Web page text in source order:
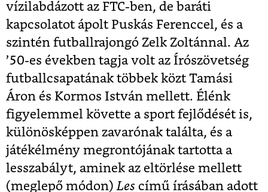
vízilabdázott az FTC-ben, de baráti
kapcsolatot ápolt Puskás Ferenccel, és a
szintén futballrajongó Zelk Zoltánnal. Az
’50-es években tagja volt az Írószövetség
futballcsapatának többek közt Tamási
Áron és Kormos István mellett. Élénk
figyelemmel követte a sport fejlődését is,
különösképpen zavarónak találta, és a
játékélmény megrontójának tartotta a
lesszabályt, aminek az eltörlése mellett
(meglepő módon)Les című írásában adott